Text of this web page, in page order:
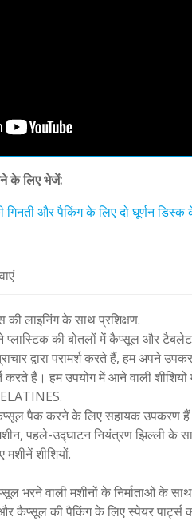
के लिए भेजें:
और पैकिंग के लिए दो घूर्णन
लाइनिंग के साथ प्रशिक्षण.
प्लास्टिक की बोतलों में कैप्सूल और
द्वारा परामर्श करते हैं, हम अपने
करते हैं। हम उपयोग में आने वाली
पैक करने के लिए सहायक उपकरण
पहले-उद्घाटन नियंत्रण झिल्ली के
शीशियों.
भरने वाली मशीनों के निर्माताओं के
कैप्सूल की पैकिंग के लिए स्पेयर पार्ट्स